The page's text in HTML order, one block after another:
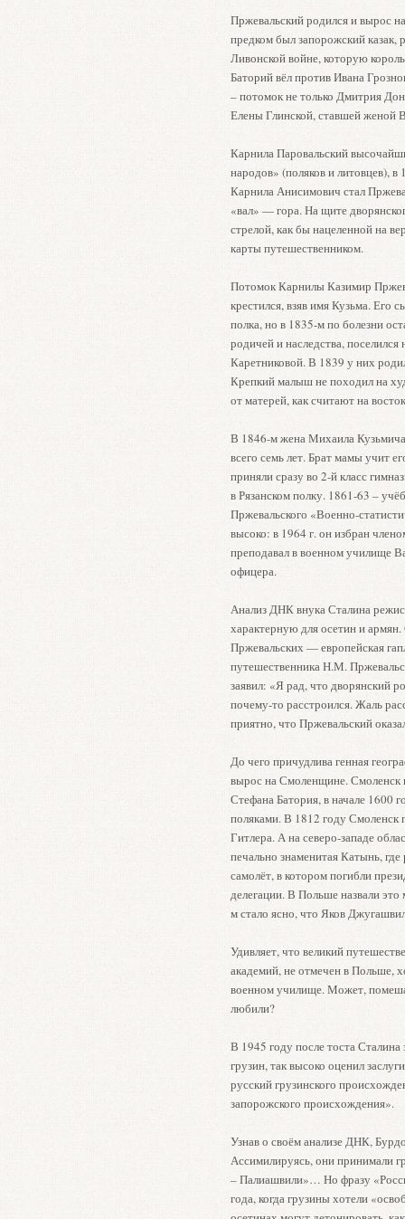
Пржевальский родился и вырос
предком был запорожский казак,
Ливонской войне, которую
Баторий вёл против Ивана
– потомок не только Дмитрия
Елены Глинской, ставшей женой
Карнила Паровальский
народов» (поляков и литовцев), в
Карнила Анисимович стал
«вал» — гора. На щите
стрелой, как бы нацеленной на
карты путешественником.
Потомок Карнилы Казимир
крестился, взяв имя Кузьма. Его
полка, но в 1835-м по болезни
родичей и наследства,
Каретниковой. В 1839 у них
Крепкий малыш не походил на
от матерей, как считают на
В 1846-м жена Михаила
всего семь лет. Брат мамы учит
приняли сразу во 2-й класс
в Рязанском полку. 1861-63 –
Пржевальского «Военно-
высоко: в 1964 г. он избран
преподавал в военном училище
офицера.
Анализ ДНК внука Сталина
характерную для осетин и
Пржевальских — европейская
путешественника Н.М.
заявил: «Я рад, что дворянский
почему-то расстроился. Жаль
приятно, что Пржевальский
До чего причудлива генная
вырос на Смоленщине. Смоленск
Стефана Батория, в начале 1600
поляками. В 1812 году
Гитлера. А на северо-западе
печально знаменитая Катынь,
самолёт, в котором погибли
делегации. В Польше назвали
м стало ясно, что Яков
Удивляет, что великий
академий, не отмечен в Польше,
военном училище. Может,
любили?
В 1945 году после тоста Сталина
грузин, так высоко оценил
русский грузинского
запорожского происхождения».
Узнав о своём анализе ДНК,
Ассимилируясь, они принимали
– Палиашвили»… Но фразу
года, когда грузины хотели